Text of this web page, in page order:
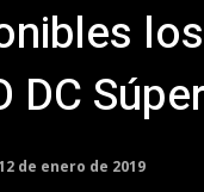
DC
de enero de 2019